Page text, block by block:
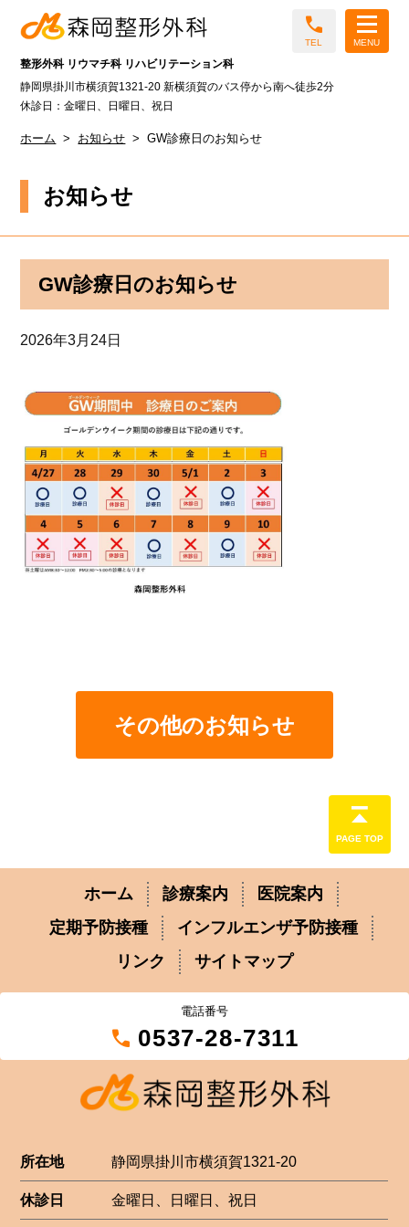
整形外科 リウマチ科 リハビリテーション科
call
TEL MENU
静岡県掛川市横須賀1321-20 新横須賀のバス停から南へ徒歩2分
休診日：金曜日、日曜日、祝日
ホーム お知らせ GW診療日のお知らせ
お知らせ
GW診療日のお知らせ
2026年3月24日
その他のお知らせ
ホーム 診療案内
医院案内
定期予防接種
インフルエンザ予防接種
リンク
サイトマップ
電話番号
call 0537-28-7311
所在地 静岡県掛川市横須賀1321-20
休診日 金曜日、日曜日、祝日
PAGE TOP